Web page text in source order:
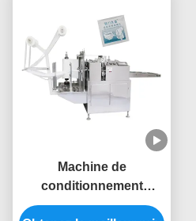
Machine de
conditionnement
verticale de la Tablette